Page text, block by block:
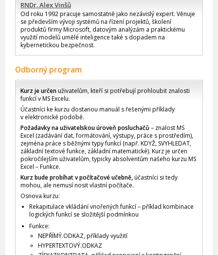
RNDr. Alex Vinšů
Od roku 1992 pracuje samostatně jako nezávislý expert. Věnuje
se především vývoji systémů na řízení projektů, školení
produktů firmy Microsoft, datovým analýzám a praktickému
využití modelů umělé inteligence také s dopadem na
kybernetickou bezpečnost.
Odborný program
Kurz je určenuživatelům, kteří si potřebují prohloubit znalosti
funkcí v MS Excelu.
Účastníci ke kurzu dostanou manuál s řešenými příklady
v elektronické podobě.
Požadavky na uživatelskou úroveň posluchačů – znalost MS
Excel (zadávání dat, formátování, výstupy, práce s prostředím),
zejména práce s běžnými typy funkcí (např. KDYŽ, SVYHLEDAT,
základní textové funkce, základní matematické). Kurz je určen
pokročilejším uživatelům, typicky absolventům našeho kurzu MS
Excel – Funkce.
Kurz bude probíhat v počítačové učebně,účastníci si tedy
mohou, ale nemusí nosit vlastní počítače.
Osnova kurzu:
Rekapitulace vkládání vnořených funkcí – příklad kombinace
logických funkcí se složitější podmínkou
Funkce:
NEPŘÍMÝ.ODKAZ, příklady využití
HYPERTEXTOVÝ.ODKAZ